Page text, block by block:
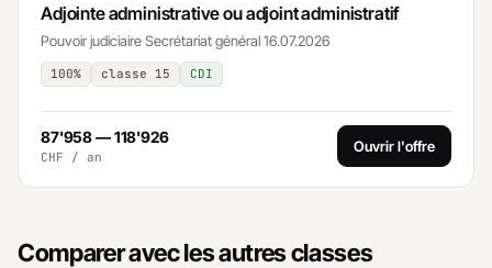
Adjointe administrative ou adjoint administratif
Pouvoir judiciaire·Secrétariat général·16.07.2026
100% classe 15 CDI
87'958 — 118'926
CHF / an
Ouvrir l'offre
Comparer avec les autres classes